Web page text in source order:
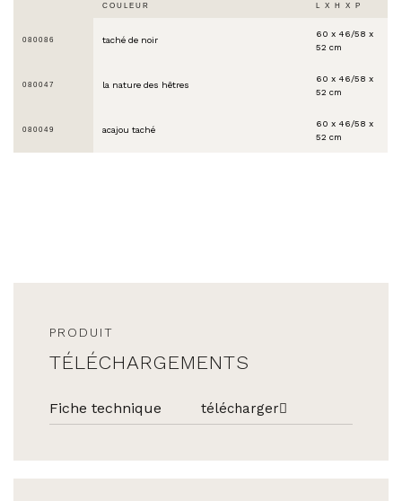
COULEUR L X H X P
080086 taché de noir
60 x 46/58 x
52 cm
080047 la nature des hêtres
60 x 46/58 x
52 cm
080049 acajou taché
60 x 46/58 x
52 cm
PRODUIT
TÉLÉCHARGEMENTS
Fiche technique télécharger